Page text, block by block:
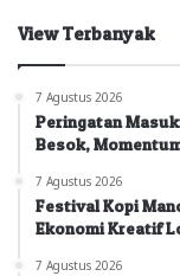
View Terbanyak
7 Agustus 2026
Peringatan
Besok,
7 Agustus 2026
Festival Kopi
Ekonomi Kreatif
7 Agustus 2026